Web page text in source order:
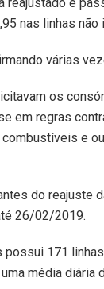
nas linhas não
várias
os
em regras
e
do reajuste
26/02/2019.
171
média diária